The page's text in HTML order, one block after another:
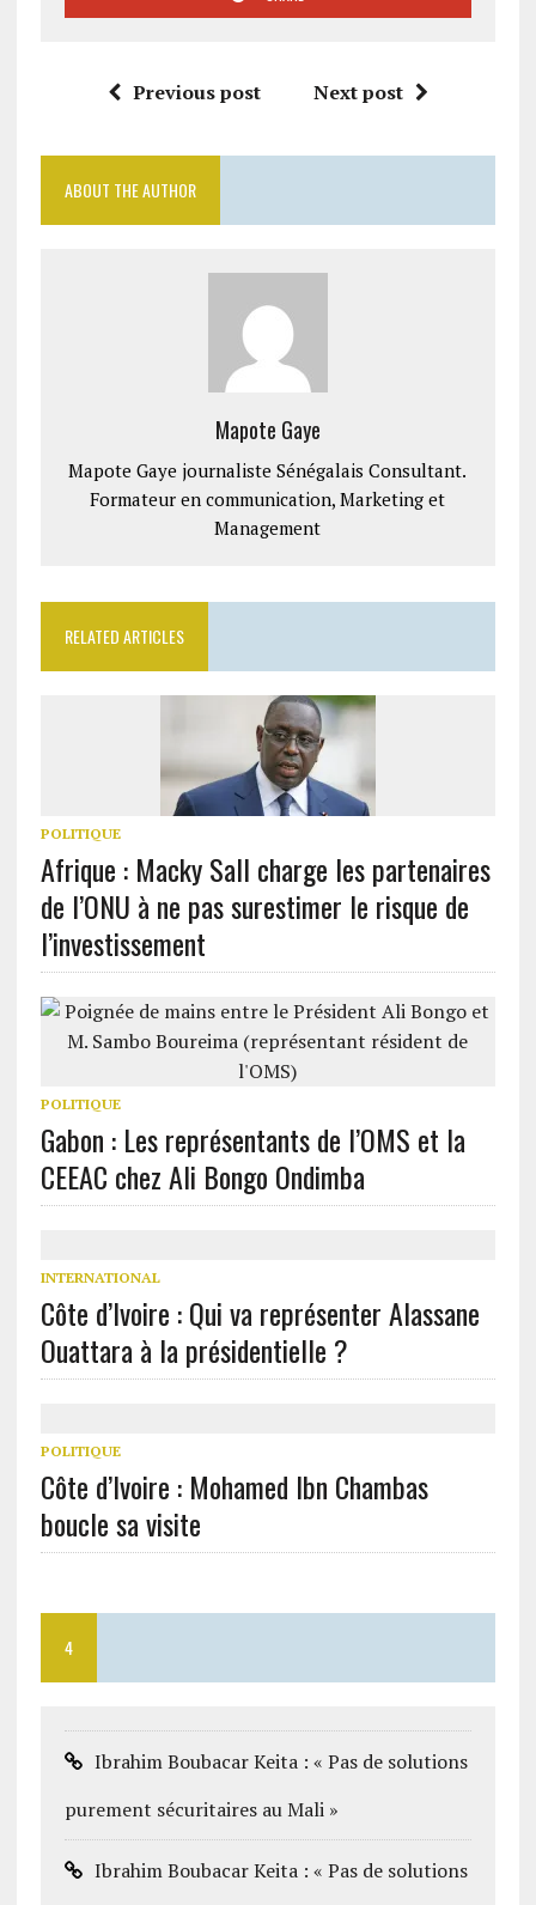
Previous post Next post
ABOUT THE AUTHOR
Mapote Gaye
Mapote Gaye journaliste Sénégalais Consultant.
Formateur en communication, Marketing et
Management
RELATED ARTICLES
POLITIQUE
Afrique : Macky Sall charge les partenaires
de l’ONU à ne pas surestimer le risque de
l’investissement
POLITIQUE
Gabon : Les représentants de l’OMS et la
CEEAC chez Ali Bongo Ondimba
INTERNATIONAL
Côte d’Ivoire : Qui va représenter Alassane
Ouattara à la présidentielle ?
POLITIQUE
Côte d’Ivoire : Mohamed Ibn Chambas
boucle sa visite
4
Ibrahim Boubacar Keita : « Pas de solutions
purement sécuritaires au Mali »
Ibrahim Boubacar Keita : « Pas de solutions